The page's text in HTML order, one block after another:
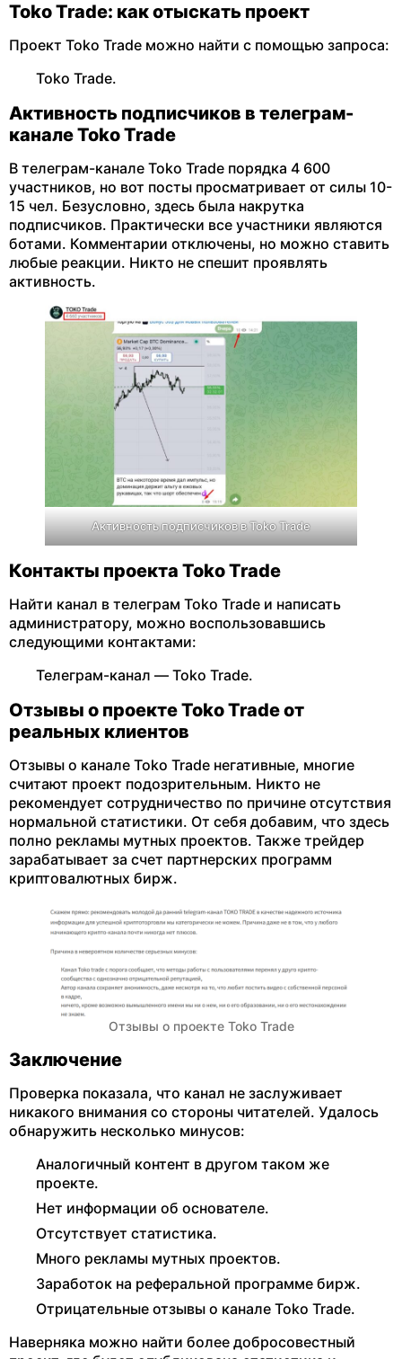
Toko Trade: как отыскать проект
Проект Toko Trade можно найти с помощью запроса:
Toko Trade.
Активность подписчиков в телеграм-
канале Toko Trade
В телеграм-канале Toko Trade порядка 4 600
участников, но вот посты просматривает от силы 10-
15 чел. Безусловно, здесь была накрутка
подписчиков. Практически все участники являются
ботами. Комментарии отключены, но можно ставить
любые реакции. Никто не спешит проявлять
активность.
Активность подписчиков в Toko Trade
Контакты проекта Toko Trade
Найти канал в телеграм Toko Trade и написать
администратору, можно воспользовавшись
следующими контактами:
Телеграм-канал — Toko Trade.
Отзывы о проекте Toko Trade от
реальных клиентов
Отзывы о канале Toko Trade негативные, многие
считают проект подозрительным. Никто не
рекомендует сотрудничество по причине отсутствия
нормальной статистики. От себя добавим, что здесь
полно рекламы мутных проектов. Также трейдер
зарабатывает за счет партнерских программ
криптовалютных бирж.
Отзывы о проекте Toko Trade
Заключение
Проверка показала, что канал не заслуживает
никакого внимания со стороны читателей. Удалось
обнаружить несколько минусов:
Аналогичный контент в другом таком же
проекте.
Нет информации об основателе.
Отсутствует статистика.
Много рекламы мутных проектов.
Заработок на реферальной программе бирж.
Отрицательные отзывы о канале Toko Trade.
Наверняка можно найти более добросовестный